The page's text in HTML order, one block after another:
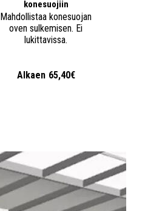
konesuojiin
Mahdollistaa konesuojan
oven sulkemisen. Ei
lukittavissa.
Alkaen 65,40€